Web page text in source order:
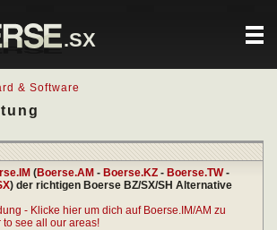
.SX
& Software
(Boerse.AM - Boerse.KZ - Boerse.TW-
) der richtigen Boerse BZ/SX/SH Alternative
- Klicke hier um dich auf Boerse.IM/AM zu
see all our areas!